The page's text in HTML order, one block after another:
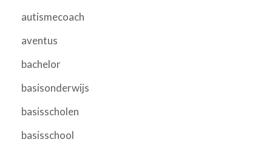
autismecoach
aventus
bachelor
basisonderwijs
basisscholen
basisschool